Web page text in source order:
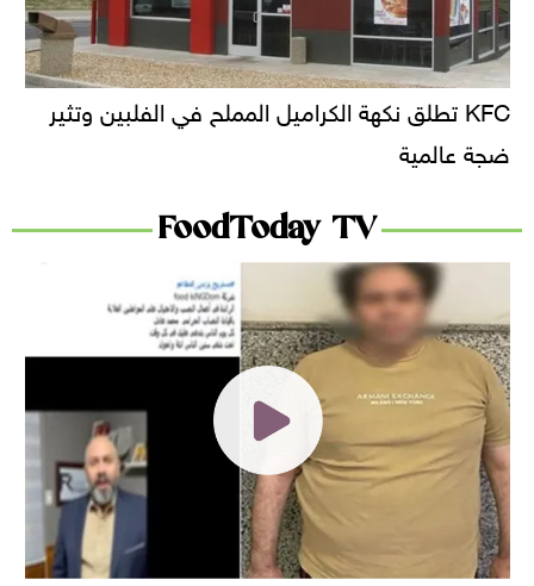
KFC تطلق نكهة الكراميل المملح في الفلبين وتثير
ضجة عالمية
FoodToday TV